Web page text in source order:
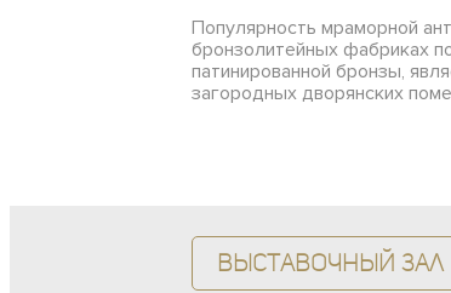
Популярность мраморной
бронзолитейных фабриках
патинированной бронзы,
загородных дворянских
Выставочный зал